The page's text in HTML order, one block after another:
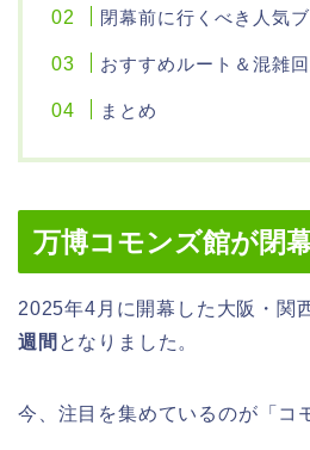
閉幕前に行くべき人気
おすすめルート＆混雑回
まとめ
万博コモンズ館が閉
2025年4月に開幕した大阪・関
週間 となりました。
今、注目を集めているのが「コ